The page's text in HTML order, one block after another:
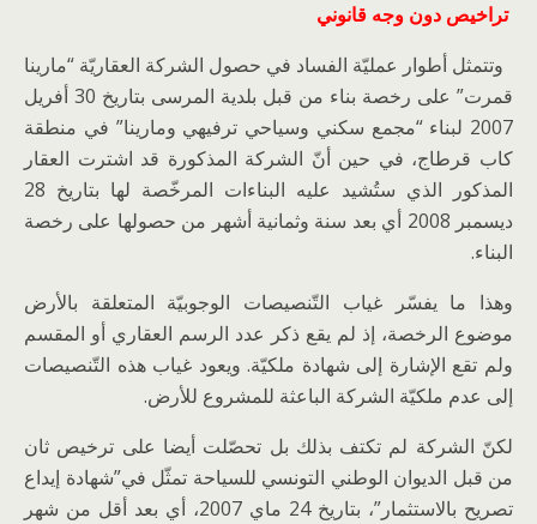
تراخيص دون وجه قانوني
وتتمثل أطوار عمليّة الفساد في حصول الشركة العقاريّة “مارينا
قمرت” على رخصة بناء من قبل بلدية المرسى بتاريخ 30 أفريل
2007 لبناء “مجمع سكني وسياحي ترفيهي ومارينا” في منطقة
كاب قرطاج، في حين أنّ الشركة المذكورة قد اشترت العقار
المذكور الذي ستُشيد عليه البناءات المرخّصة لها بتاريخ 28
ديسمبر 2008 أي بعد سنة وثمانية أشهر من حصولها على رخصة
البناء.
وهذا ما يفسّر غياب التّنصيصات الوجوبيّة المتعلقة بالأرض
موضوع الرخصة، إذ لم يقع ذكر عدد الرسم العقاري أو المقسم
ولم تقع الإشارة إلى شهادة ملكيّة. ويعود غياب هذه التّنصيصات
إلى عدم ملكيّة الشركة الباعثة للمشروع للأرض.
لكنّ الشركة لم تكتف بذلك بل تحصّلت أيضا على ترخيص ثان
من قبل الديوان الوطني التونسي للسياحة تمثّل في”شهادة إيداع
تصريح بالاستثمار”، بتاريخ 24 ماي 2007، أي بعد أقل من شهر